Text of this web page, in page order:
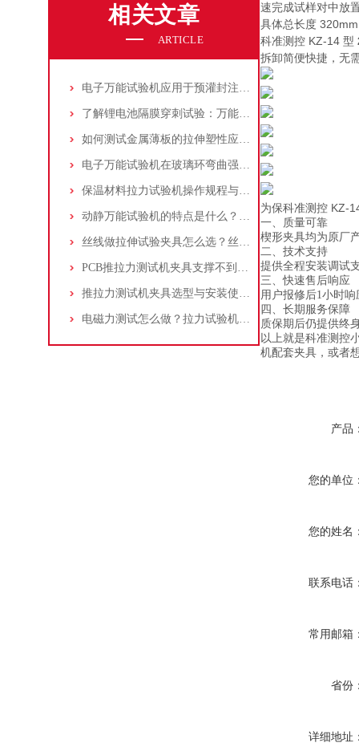
相关文章
ARTICLE
电子万能试验机应用于预灌封注射器注射针与针座连接力测试：方法与步骤详解
了解锂电池隔膜穿刺试验：万能试验机与穿刺夹具的应用操作指南
如何测试金属薄板的拉伸塑性应变比(r值)：万能试验机操作步骤解析！
电子万能试验机在玻璃环弯曲强度测试中的应用：原理、标准和流程
保温材料拉力试验机操作规程与测试标准介绍：夹具选择及应用
动静万能试验机的特点是什么？适合做什么试验？
丝线做拉伸试验夹具怎么选？丝线拉伸试验夹具应该如何操作？
PCB推拉力测试机夹具支撑不到位，贴片电阻掉件却测不出？一个案例告诉你
推拉力测试机夹具选型与安装使用详细指南
电磁力测试怎么做？拉力试验机选量程/精度/夹具配置指南
速完成试样对中放
具体总长度
科准测控 KZ-14 型
拆卸简便快捷，无
为保科准测控 KZ-
一、质量可靠
楔形夹具均为原厂
二、技术支持
提供全程安装调试
三、快速售后响应
用户报修后1小时
四、长期服务保障
质保期后仍提供终
以上就是科准测控
机配套夹具，或者
产品
您的单位
您的姓名
联系电话
常用邮箱
省份
详细地址